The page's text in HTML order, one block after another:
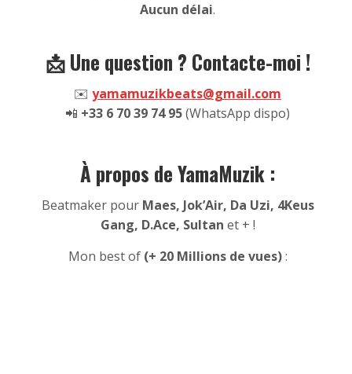
Aucun délai.
📩 Une question ? Contacte-moi !
✉️yamamuzikbeats@gmail.com
📲 +33 6 70 39 74 95(WhatsApp dispo)
À propos de YamaMuzik :
Beatmaker pour Maes, Jok’Air, Da Uzi, 4Keus
Gang, D.Ace, Sultan et + !
Mon best of(+ 20 Millions de vues):